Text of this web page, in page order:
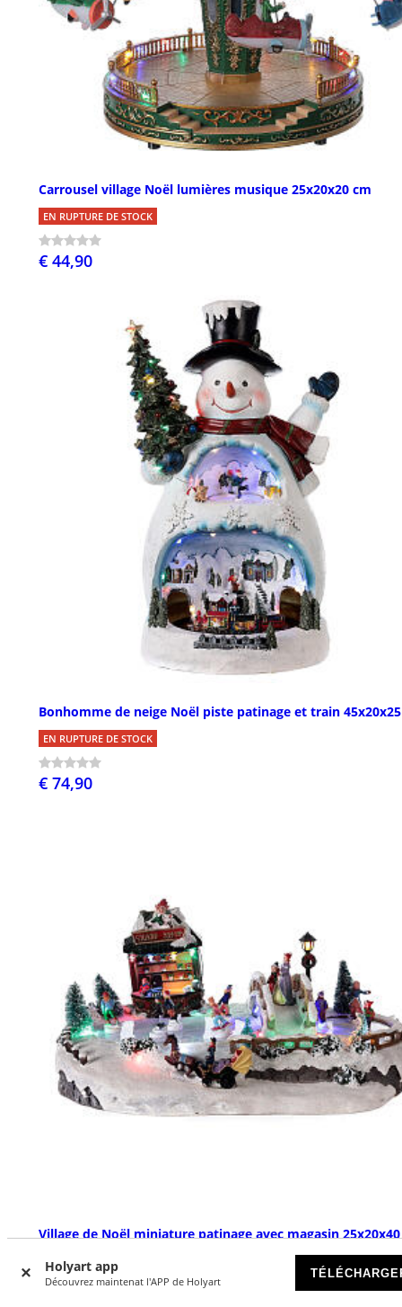
Holyart app
Découvrez maintenat l'APP de Holyart
Carrousel village Noël lumières musique 25x20x20 cm
EN RUPTURE DE STOCK
€ 44,90
Bonhomme de neige Noël piste patinage et train
EN RUPTURE DE STOCK
€ 74,90
Village de Noël miniature patinage avec magasin
EN RUPTURE DE STOCK